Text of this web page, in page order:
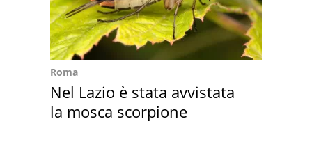
Roma
Nel Lazio è stata avvistata
la mosca scorpione